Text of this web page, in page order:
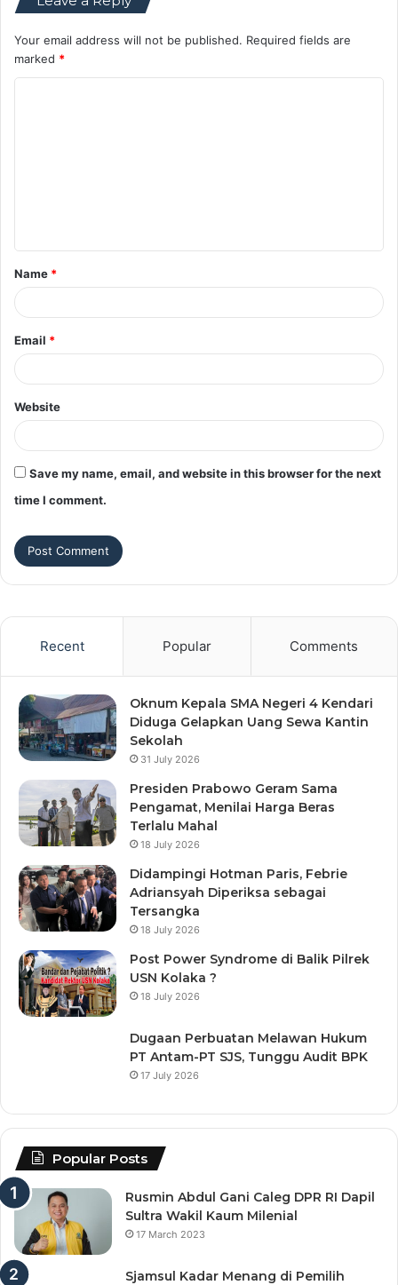
Your email address will not be published. Required fields are
marked *
t
*
Name *
Email *
Website
Save my name, email, and website in this browser for the next
time I comment.
Recent Popular Comments
Oknum Kepala SMA Negeri 4 Kendari
Diduga Gelapkan Uang Sewa Kantin
Sekolah
31 July 2026
Presiden Prabowo Geram Sama
Pengamat, Menilai Harga Beras
Terlalu Mahal
18 July 2026
Didampingi Hotman Paris, Febrie
Adriansyah Diperiksa sebagai
Tersangka
18 July 2026
Post Power Syndrome di Balik Pilrek
USN Kolaka ?
18 July 2026
Dugaan Perbuatan Melawan Hukum
PT Antam-PT SJS, Tunggu Audit BPK
17 July 2026
Popular Posts
Rusmin Abdul Gani Caleg DPR RI Dapil
Sultra Wakil Kaum Milenial
17 March 2023
Sjamsul Kadar Menang di Pemilih